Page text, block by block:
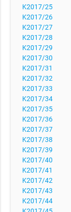
K2017/25
K2017/26
K2017/27
K2017/28
K2017/29
K2017/30
K2017/31
K2017/32
K2017/33
K2017/34
K2017/35
K2017/36
K2017/37
K2017/38
K2017/39
K2017/40
K2017/41
K2017/42
K2017/43
K2017/44